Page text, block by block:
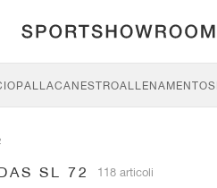
PALLACANESTROALLENAMENTO
SL 72 118 articoli